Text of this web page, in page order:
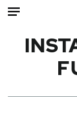
Mondo